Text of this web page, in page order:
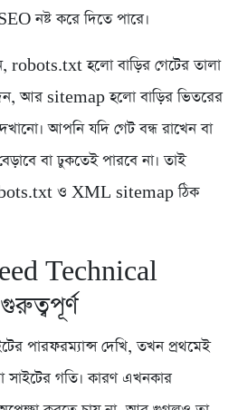
নষ্ট করে দিতে পারে।
robots.txt হলো বাড়ির গেটের তালা
আর sitemap হলো বাড়ির ভিতরের
আপনি যদি গেট বন্ধ রাখেন বা
বা ঢুকতেই পারবে না। তাই
ও XML sitemap ঠিক
Technical
পারফরম্যান্স দেখি, তখন প্রথমেই
সাইটের গতি। কারণ এখনকার